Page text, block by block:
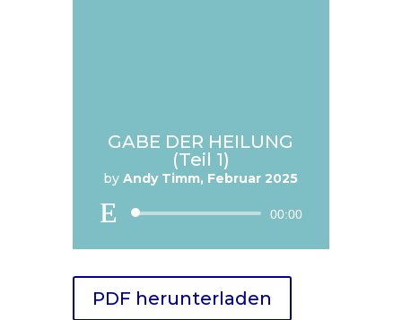
GABE DER HEILUNG
(Teil 1)
byAndy Timm, Februar 2025
Audio
00:00
PDF herunterladen